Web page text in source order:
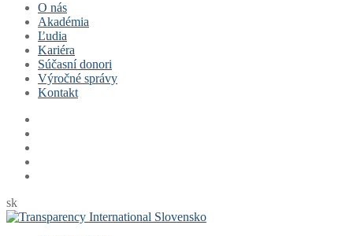
O nás
Akadémia
Ľudia
Kariéra
Súčasní donori
Výročné správy
Kontakt
sk